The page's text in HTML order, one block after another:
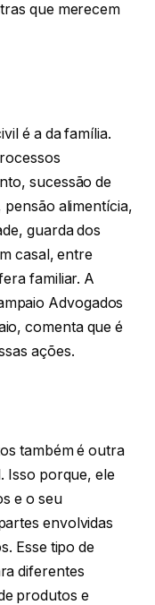
que merecem
é a da família.
sucessão de
alimentícia,
guarda dos
casal, entre
familiar. A
Advogados
comenta que é
ações.
também é outra
Isso porque, ele
e o seu
envolvidas
Esse tipo de
diferentes
produtos e